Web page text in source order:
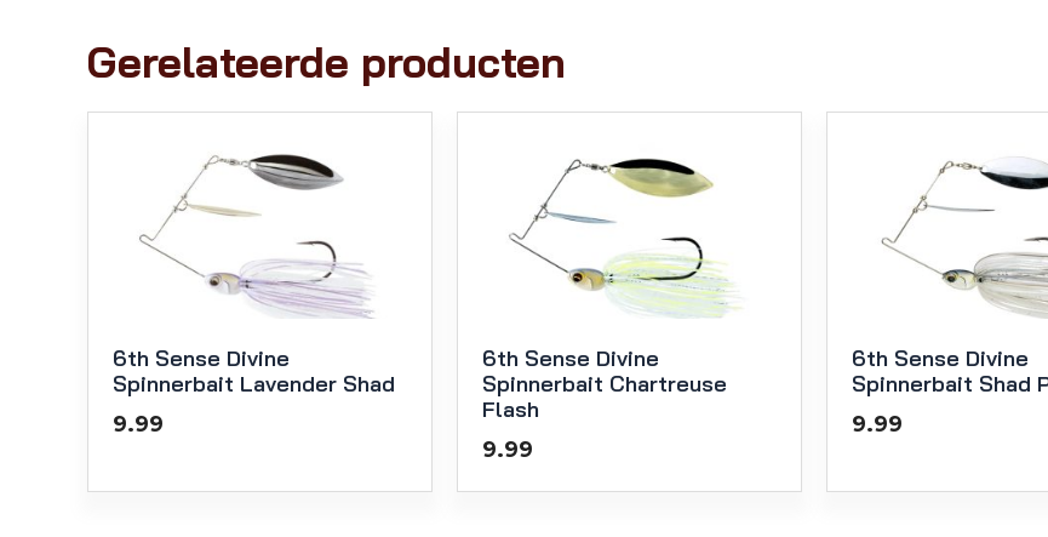
Gerelateerde producten
6th Sense Divine
Spinnerbait Lavender Shad
9.99
6th Sense Divine
Spinnerbait Chartreuse
Flash
9.99
6th Sense Divine
Spinnerbait Shad
9.99